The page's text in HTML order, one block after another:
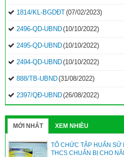
1814/KL-BGDĐT(07/02/2023)
2496-QD-UBND(10/10/2022)
2495-QD-UBND(10/10/2022)
2494-QD-UBND(10/10/2022)
888/TB-UBND(31/08/2022)
2397/QĐ-UBND(26/08/2022)
MỚI NHẤT XEM NHIỀU
TỔ CHỨC TẬP HUẤN SỬ
THCS CHUẨN BỊ CHO